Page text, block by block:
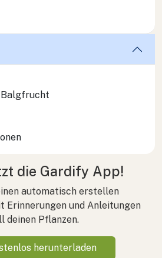
die Gardify App!
automatisch erstellen
Erinnerungen und Anleitungen
deinen Pflanzen.
herunterladen